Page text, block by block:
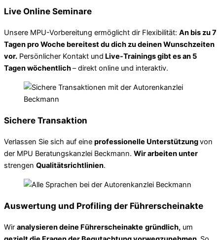
Live Online Seminare
Unsere MPU-Vorbereitung ermöglicht dir Flexibilität: An bis zu 7
Tagen pro Woche bereitest du dich zu deinen Wunschzeiten
vor. Persönlicher Kontakt und Live-Trainings gibt es an 5
Tagen wöchentlich– direkt online und interaktiv.
Sichere Transaktion
Verlassen Sie sich auf eine professionelle Unterstützungvon
der MPU Beratungskanzlei Beckmann. Wir arbeiten unter
strengen Qualitätsrichtlinien.
Auswertung und Profiling der Führerscheinakte
Wir analysieren deine Führerscheinakte gründlich, um